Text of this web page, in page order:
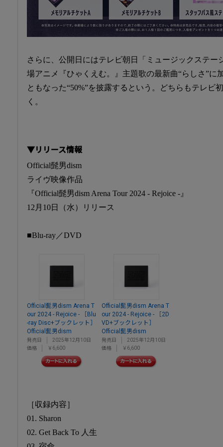
さらに、公開日にはテレビ朝日「ミュージックステー
場アニメ『ひゃくえむ。』主題歌の最新曲“らしさ”に
ともなった“50%”を披露するという。どちらもテレビ
く。
▼リリース情報
Official髭男dism
ライヴ映像作品
『Official髭男dism Arena Tour 2024 - Rejoice -』
12月10日（水）リリース
■Blu-ray／DVD
Official髭男dism Arena T
our 2024 - Rejoice - ［Blu
-ray Disc+ブックレット］
Official髭男dism
発売日
2025年12月10日
価格
￥6,600
Official髭男dism Arena T
our 2024 - Rejoice - ［2D
VD+ブックレット］
Official髭男dism
発売日
2025年12月10日
価格
￥6,600
［収録内容］
01. Sharon
02. Get Back To 人生